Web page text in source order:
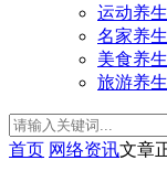
运动养生
名家养生
美食养生
旅游养生
首页 网络资讯文章